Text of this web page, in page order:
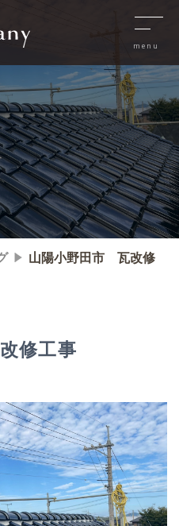
山陽小野田市 瓦改修
修工事